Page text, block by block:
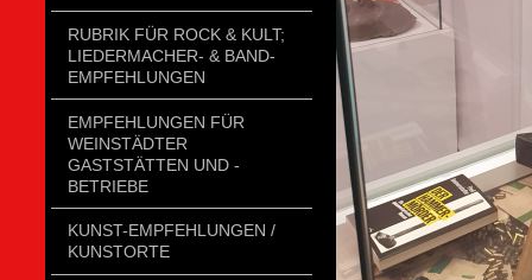
RUBRIK FÜR ROCK & KULT;
LIEDERMACHER- & BAND-
EMPFEHLUNGEN
EMPFEHLUNGEN FÜR
WEINSTÄDTER
GASTSTÄTTEN UND -
BETRIEBE
KUNST-EMPFEHLUNGEN /
KUNSTORTE